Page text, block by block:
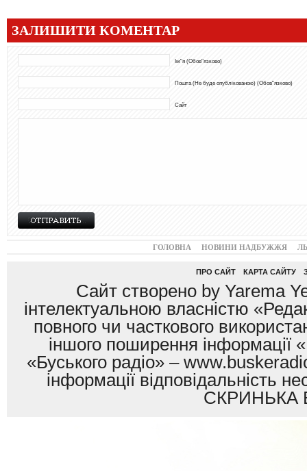
ЗАЛИШИТИ КОМЕНТАР
Ім"я (Обов"язково)
Пошта (Не буде опублікованою) (Обов"язково)
Сайт
ГОЛОВНА НОВИНИ НАДБУЖЖЯ
ПРО САЙТ КАРТА САЙТУ
Сайт створено by Yarema
інтелектуальною власністю
повного чи часткового
іншого поширення інформації
«Буського радіо» –
інформації
СКРИНЬКА